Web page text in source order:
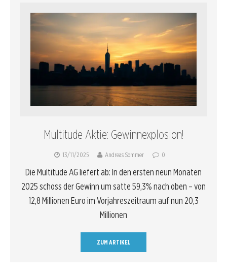
Multitude Aktie: Gewinnexplosion!
13/11/2025 Andreas Sommer 0
Die Multitude AG liefert ab: In den ersten neun Monaten
2025 schoss der Gewinn um satte 59,3% nach oben – von
12,8 Millionen Euro im Vorjahreszeitraum auf nun 20,3
Millionen
ZUM ARTIKEL